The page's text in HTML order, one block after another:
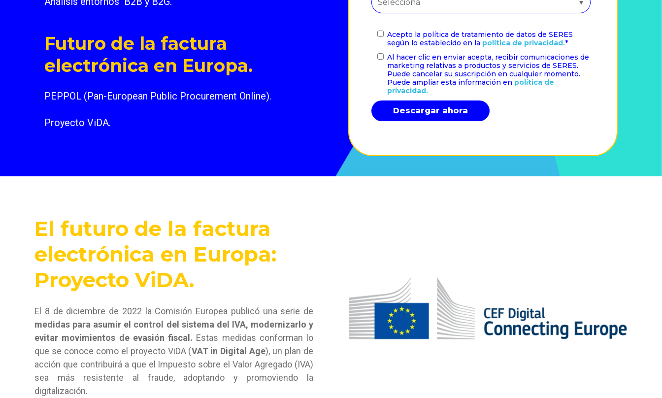
Futuro de la factura
electrónica en Europa.
PEPPOL (Pan-European Public Procurement Online).
Proyecto ViDA.
Acepto la política de tratamiento de datos de SERES
según lo establecido en la política de privacidad.*
Al hacer clic en enviar acepta, recibir comunicaciones de
marketing relativas a productos y servicios de SERES.
Puede cancelar su suscripción en cualquier momento.
Puede ampliar esta información en política de
privacidad.
El futuro de la factura
electrónica en Europa:
Proyecto ViDA.
El 8 de diciembre de 2022 la Comisión Europea publicó una serie de
medidas para asumir el control del sistema del IVA, modernizarlo y
evitar movimientos de evasión fiscal. Estas medidas conforman lo
que se conoce como el proyecto ViDA (VAT in Digital Age), un plan de
acción que contribuirá a que el Impuesto sobre el Valor Agregado (IVA)
sea más resistente al fraude, adoptando y promoviendo la
digitalización.